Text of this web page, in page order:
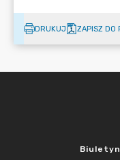
DRUKUJ ZAPISZ DO